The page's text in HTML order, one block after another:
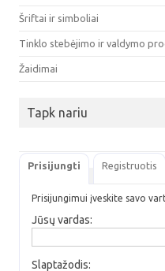
Šriftai ir simboliai
Tinklo stebėjimo ir valdymo
Žaidimai
Tapk nariu
Prisijungti Registruotis
Prisijungimui įveskite savo
Jūsų vardas:
Slaptažodis: